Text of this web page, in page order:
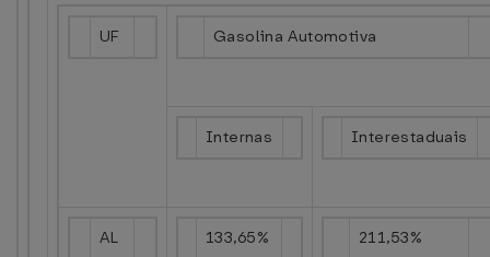
UF Gasolina Automotiva
Internas Interestaduais
AL 133,65% 211,53%